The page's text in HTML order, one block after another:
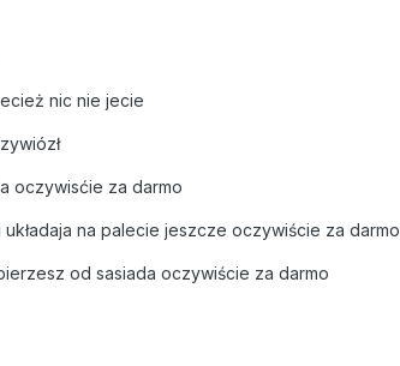
nic nie jecie
oczywisćie za darmo
na palecie jeszcze oczywiście za darmo
od sasiada oczywiście za darmo